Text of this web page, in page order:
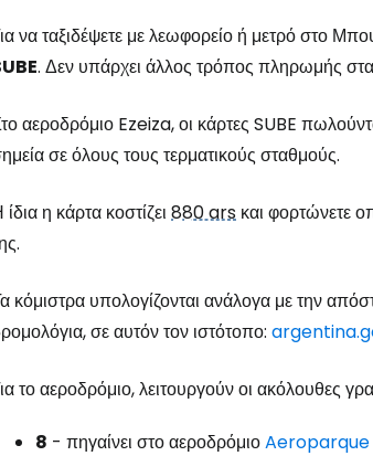
να ταξιδέψετε με λεωφορείο ή μετρό στο
. Δεν υπάρχει άλλος τρόπος πληρωμής
αεροδρόμιο Ezeiza, οι κάρτες SUBE
σε όλους τους τερματικούς σταθμούς.
η κάρτα κοστίζει 880 ars και φορτώνετε
κόμιστρα υπολογίζονται ανάλογα με την
σε αυτόν τον ιστότοπο:
το αεροδρόμιο, λειτουργούν οι ακόλουθες
8 - πηγαίνει στο αεροδρόμιοAeroparque